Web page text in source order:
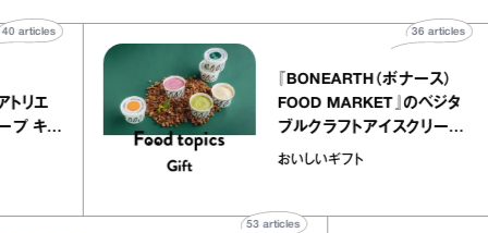
アトリエ
レープ キャ
40articles
『BONEARTH（ボナース）
FOOD MARKET』のベジ
ブルクラフトアイスクリー
｜真野知子の「おいしいギ
おいしいギフト
36
articles